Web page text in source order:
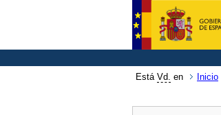
Está Vd. en Inicio